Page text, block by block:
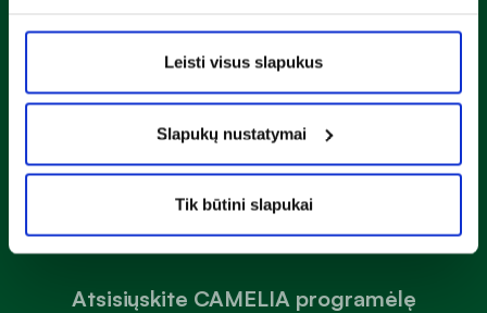
Leisti visus slapukus
Slapukų nustatymai
Tik būtini slapukai
Atsisiųskite CAMELIA programėlę
Susipažinau ir sutinku suprivatumo taisyklėmis
Prenumeruoti